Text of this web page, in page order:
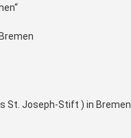
St. Joseph-Stift ) in Bremen